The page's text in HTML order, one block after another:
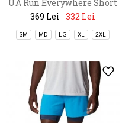
UA Run Everywhere Short
369 Lei 332 Lei
SM MD LG XL 2XL